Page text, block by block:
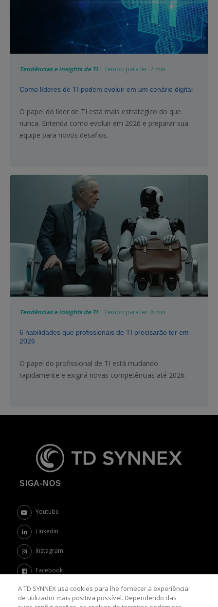
Tendências e insights de TI| Tempo para ler: 7 min
Como líderes de TI podem evoluir em um cenário digital
O papel do líder de TI está mais estratégico do que
nunca. Entenda como evoluir em 2026 e preparar sua
equipe para novos desafios.
Tendências e insights de TI| Tempo para ler: 6 min
6 habilidades que profissionais de TI precisarão ter em
2026
O papel do profissional de TI está mudando
rapidamente e exigirá novas competências até 2026.
SIGA-NOS
Youtube
Linkedin
Instagram
Facebook
Twitter
A TD SYNNEX usa cookies para lhe fornecer a experiência
de utilizador mais positiva possível. Dependendo das